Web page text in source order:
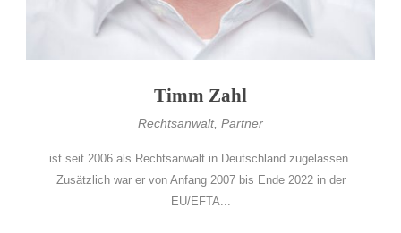
Timm Zahl
Rechtsanwalt, Partner
ist seit 2006 als Rechtsanwalt in Deutschland zugelassen.
Zusätzlich war er von Anfang 2007 bis Ende 2022 in der
EU/EFTA...